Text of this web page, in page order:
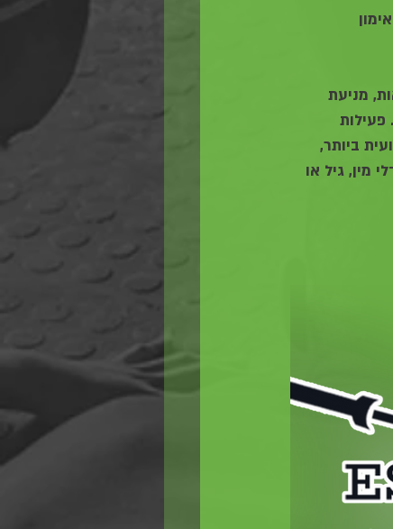
מניעת
פעילות
ביותר,
מין, גיל או